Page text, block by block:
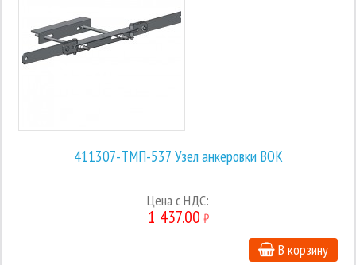
411307-ТМП-537 Узел анкеровки ВОК
Цена с НДС:
1 437.00 ₽
В корзину